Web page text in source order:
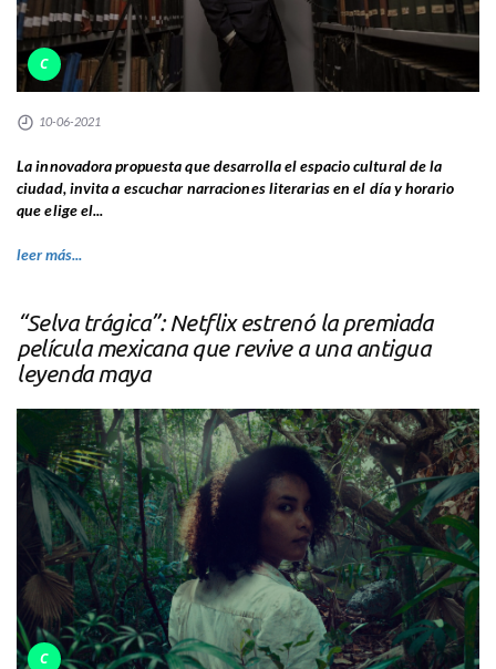
C
10-06-2021
La innovadora propuesta que desarrolla el espacio cultural de la
ciudad, invita a escuchar narraciones literarias en el día y horario
que elige el...
leer más...
“Selva trágica”: Netflix estrenó la premiada
película mexicana que revive a una antigua
leyenda maya
C